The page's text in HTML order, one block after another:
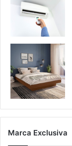
Marca Exclusiva